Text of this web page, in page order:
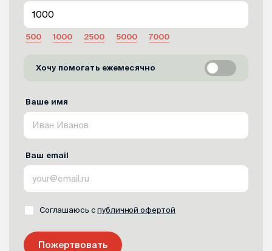
500 1000 2500 5000 7000
Хочу помогать ежемесячно
Ваше имя
Ваш email
Соглашаюсь спубличной офертой
Пожертвовать